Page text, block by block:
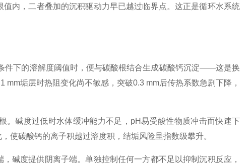
内，二者叠加的沉积驱动力早已越过临界点。这正是循环水系统
件下的溶解度阈值时，便与碳酸根结合生成碳酸钙沉淀——这是换
垢层时热阻变化尚不敏感，突破0.3 mm后传热系数急剧下降，
。碱度过低时水体缓冲能力不足，pH易受酸性物质冲击而快速下
使碳酸钙的离子积越过溶度积，结垢风险呈指数级攀升。
碱度提供阴离子端。单独控制任何一方都不足以抑制沉积反应，